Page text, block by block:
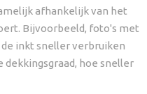
afhankelijk van het
Bijvoorbeeld, foto's met
inkt sneller verbruiken
dekkingsgraad, hoe sneller